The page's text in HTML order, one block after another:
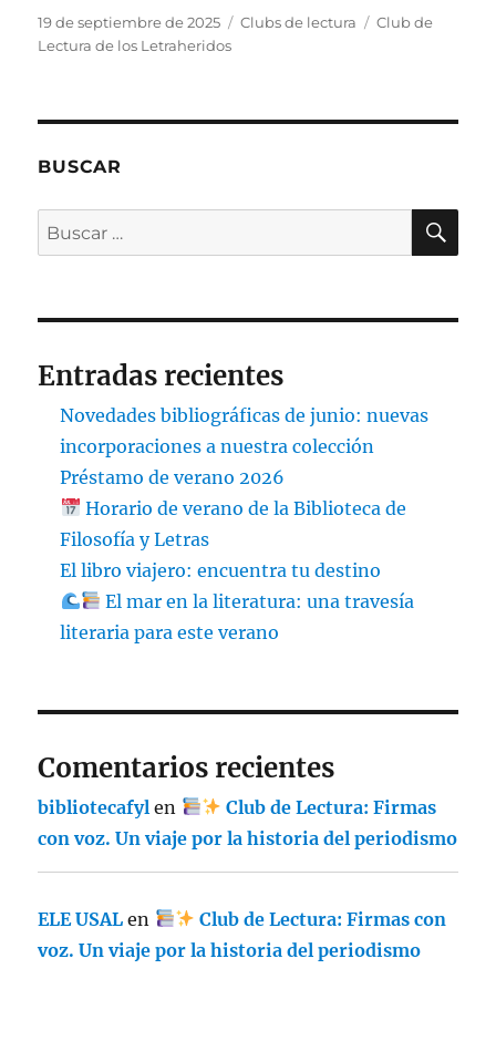
Publicado
el
19 de septiembre de 2025 Categorías
Clubs de lectura Etiquetas
Club de
Lectura de los Letraheridos
BUSCAR
Buscar
por:
Entradas recientes
Novedades bibliográficas de junio: nuevas
incorporaciones a nuestra colección
Préstamo de verano 2026
Horario de verano de la Biblioteca de
Filosofía y Letras
El libro viajero: encuentra tu destino
El mar en la literatura: una travesía
literaria para este verano
Comentarios recientes
bibliotecafyl en
Club de Lectura: Firmas
con voz. Un viaje por la historia del periodismo
ELE USAL en
Club de Lectura: Firmas con
voz. Un viaje por la historia del periodismo